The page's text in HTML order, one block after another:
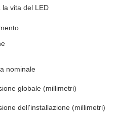
la vita del LED
nominale
globale (millimetri)
dell'installazione (millimetri)